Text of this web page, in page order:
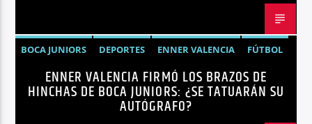
BOCA JUNIORS DEPORTES ENNER VALENCIA
FÚTBOL
NOTICIASENNER VALENCIA FIRMÓ LOS BRAZOS DE
HINCHAS DE BOCA JUNIORS: ¿SE TATUARÁN SU
AUTÓGRAFO?